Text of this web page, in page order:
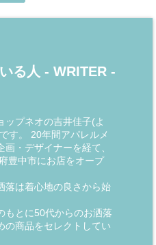
る人 - WRITER -
ップネオの吉井佳子(よ
す。 20年間アパレルメ
画・デザイナーを経て、
豊中市にお店をオープ
落は着心地の良さから始
もとに50代からのお洒落
の商品をセレクトしてい